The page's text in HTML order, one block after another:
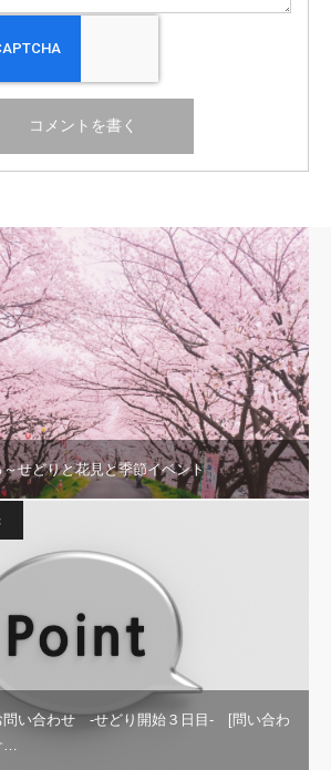
せどりと花見と季節イベント
い合わせ -せどり開始３日目- [問い合わ